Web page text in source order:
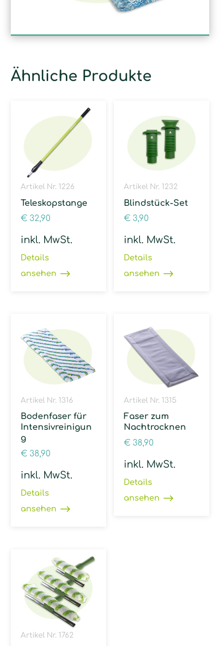
Ähnliche Produkte
Artikel Nr. 1226
Teleskopstange
€ 32,90
inkl. MwSt.
Details
ansehen
Artikel Nr. 1232
Blindstück-Set
€ 3,90
inkl. MwSt.
Details
ansehen
Artikel Nr. 1316
Bodenfaser für
Intensivreinigun
g
€ 38,90
inkl. MwSt.
Details
ansehen
Artikel Nr. 1315
Faser zum
Nachtrocknen
€ 38,90
inkl. MwSt.
Details
ansehen
Artikel Nr. 1762